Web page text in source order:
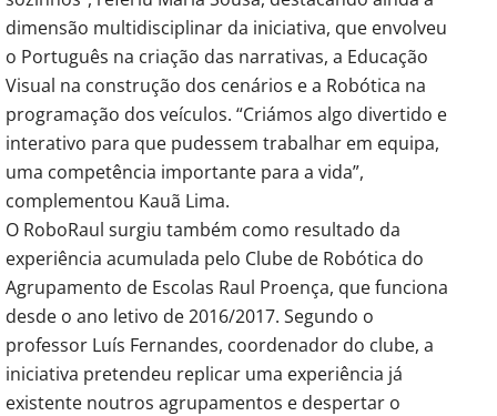
dimensão multidisciplinar da iniciativa, que envolveu
o Português na criação das narrativas, a Educação
Visual na construção dos cenários e a Robótica na
programação dos veículos. “Criámos algo divertido e
interativo para que pudessem trabalhar em equipa,
uma competência importante para a vida”,
complementou Kauã Lima.
O RoboRaul surgiu também como resultado da
experiência acumulada pelo Clube de Robótica do
Agrupamento de Escolas Raul Proença, que funciona
desde o ano letivo de 2016/2017. Segundo o
professor Luís Fernandes, coordenador do clube, a
iniciativa pretendeu replicar uma experiência já
existente noutros agrupamentos e despertar o